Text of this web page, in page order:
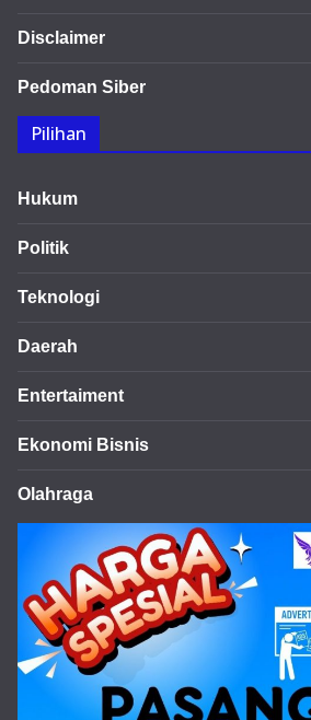
Disclaimer
Pedoman Siber
Pilihan
Hukum
Politik
Teknologi
Daerah
Entertaiment
Ekonomi Bisnis
Olahraga